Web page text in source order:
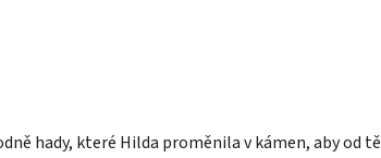
hady, které Hilda proměnila v kámen, aby od